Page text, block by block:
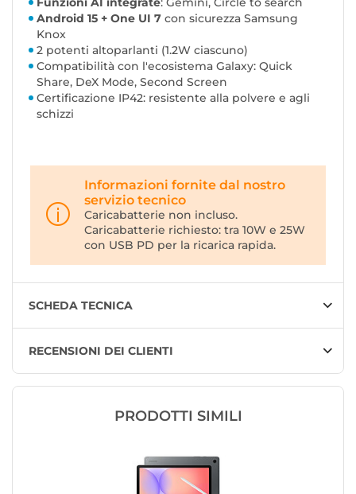
Android 15 + One UI 7 con sicurezza Samsung
Knox
2 potenti altoparlanti (1.2W ciascuno)
Compatibilità con l'ecosistema Galaxy: Quick
Share, DeX Mode, Second Screen
Certificazione IP42: resistente alla polvere e agli
schizzi
Informazioni fornite dal nostro
servizio tecnico
Caricabatterie non incluso.
Caricabatterie richiesto: tra 10W e 25W
con USB PD per la ricarica rapida.
SCHEDA TECNICA
RECENSIONI DEI CLIENTI
PRODOTTI SIMILI